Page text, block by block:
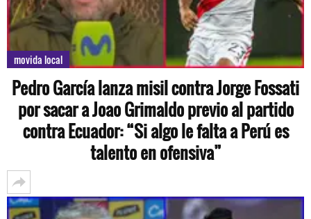
movida local
Pedro García lanza misil contra Jorge Fossati
por sacar a Joao Grimaldo previo al partido
contra Ecuador: “Si algo le falta a Perú es
talento en ofensiva”